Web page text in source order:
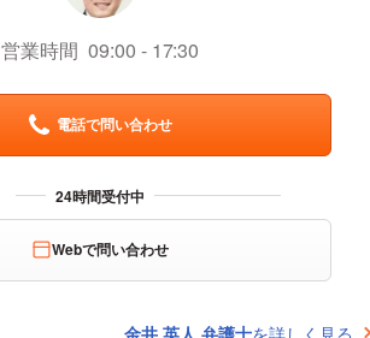
営業時間 09:00 17:30
電話で問い合わせ
Webで問い合わせ
金井 英人 弁護士を詳しく見る